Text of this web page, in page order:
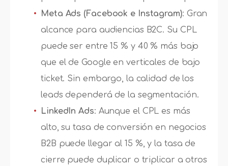
Meta Ads (Facebook e Instagram): Gran
alcance para audiencias B2C. Su CPL
puede ser entre 15 % y 40 % más bajo
que el de Google en verticales de bajo
ticket. Sin embargo, la calidad de los
leads dependerá de la segmentación.
LinkedIn Ads: Aunque el CPL es más
alto, su tasa de conversión en negocios
B2B puede llegar al 15 %, y la tasa de
cierre puede duplicar o triplicar a otros